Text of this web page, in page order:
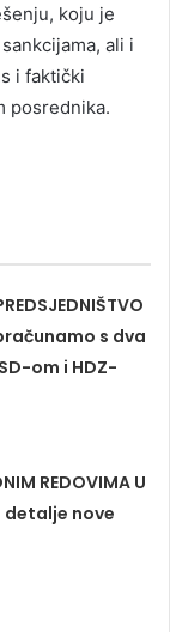
koju je
ali i
i faktički
posrednika.
s dva
om i HDZ-
REDOVIMA U
detalje nove